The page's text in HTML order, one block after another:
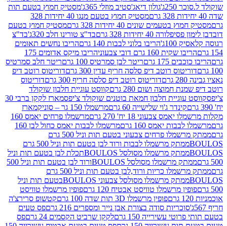
250ג'
גולון דיאג'סטיב מוזלי 365ג'
מסטיק חמוץ בטעם תות
מסטיק חמוץ בטעם מנגו 40 יחידות 328
בטעמים שונים 40 יחידות 328 גרם
מסטיק חמוץ בטעם
40 יחידות 328 גרם
בד"צ טורינו חלב 320ג'
בד"צ
הריבו בלוני לבבות 140 גרם
הריבו נחשים תאומים
160 גרם דובי צבעוני
הריבו מיקס אדומים 175
175 גרם
ריטר לבן סמרטיס 100 גרם
ריטר חלב סמרטיס
רוטב דיפ סלסה חריף עדין 300 גרם
דוריטוס רוטב דיפ
דוריטוס רוטב דיפ סלסה חריף 300 גרם
דוריטוס
חמוצה ושום 280 גרם
קווסט עוגיית חלבון שוקולד
עוגיית חלבון חמאת בוטנים שוקולד צ'יפס
מארז לקקן ברבי 30
קינדר ג'וי שלישייה 60 גרם
מרשמלו 150 גר – סוניק
מארז
צבעוני 18 יח' 270 גרם
מרשמלו פרחים יאמס 160
יאמס 160 גרם
מרשמלו לבבות יאמס כחול לבן 160
ממתק מרשמלו פרחים צבעוני בטעם תות וניל 500 גרם
ממתק מרשמלו לבבות ורוד לבן בטעם תות וניל 500 גרם
ממתק מרשמלו מסולסל BOULOSתכלת לבן בטעם תות וניל
ממתק מרשמלו מסולסל BOULOSורוד לבן בטעם תות וניל 500
ממתק מרשמלו כריות ורוד,לבן בטעם תות וניל 500 גרם
ממתק מרשמלו מסולסל צבעוני BOULOSבטעם תות וניל
מרשמלו טוויסט אבטיח 120 גרם
פופין מרשמלו טוויסט
פופין מרשמלו 3D תות שדה 100 גרם
קטשופ סרירצ'ה
סוכריות סודה בצורת אבן נייר ומספרים 216 גרם
פס טעים
עשירייה 150 גרם
לקקן שרביט הקסמים 24 גרם
פס